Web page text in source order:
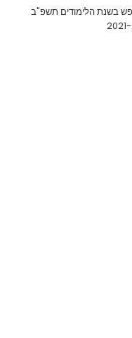
בשנת הלימודים תשפ"ב